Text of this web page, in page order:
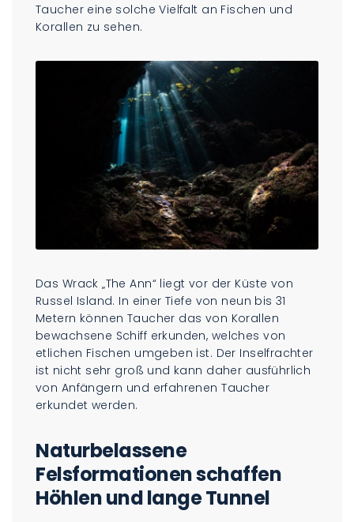
Taucher eine solche Vielfalt an Fischen und
Korallen zu sehen.
Das Wrack „The Ann“ liegt vor der Küste von
Russel Island. In einer Tiefe von neun bis 31
Metern können Taucher das von Korallen
bewachsene Schiff erkunden, welches von
etlichen Fischen umgeben ist. Der Inselfrachter
ist nicht sehr groß und kann daher ausführlich
von Anfängern und erfahrenen Taucher
erkundet werden.
Naturbelassene
Felsformationen schaffen
Höhlen und lange Tunnel